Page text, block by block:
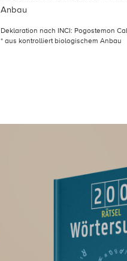
Anbau
Deklaration nach INCI: Pogostemon
* aus kontrolliert biologischem Anbau